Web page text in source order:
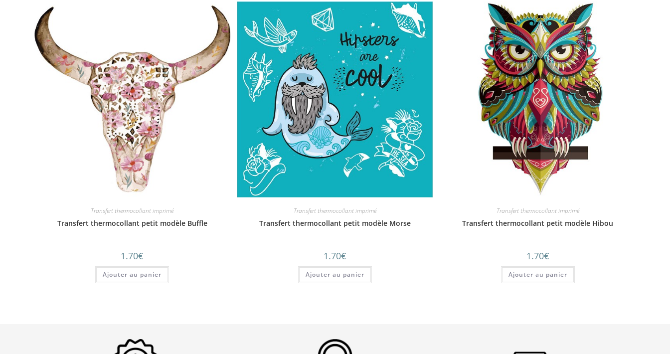
Transfert thermocollant imprimé
Transfert thermocollant petit modèle Buffle
1.70€
Ajouter au panier
Transfert thermocollant imprimé
Transfert thermocollant petit modèle Morse
1.70€
Ajouter au panier
Transfert thermocollant imprimé
Transfert thermocollant petit modèle Hibou
1.70€
Ajouter au panier